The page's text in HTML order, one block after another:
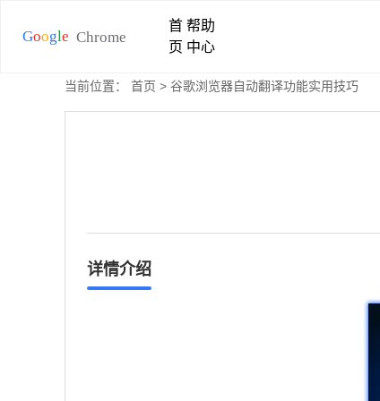
首
页
帮助
中心
当前位置： 首页 > 谷歌浏览器自动翻译功能实用技巧
详情介绍